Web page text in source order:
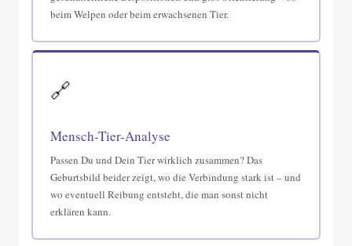
beim Welpen oder beim erwachsenen Tier.
🔗
Mensch-Tier-Analyse
Passen Du und Dein Tier wirklich zusammen? Das
Geburtsbild beider zeigt, wo die Verbindung stark ist – und
wo eventuell Reibung entsteht, die man sonst nicht
erklären kann.